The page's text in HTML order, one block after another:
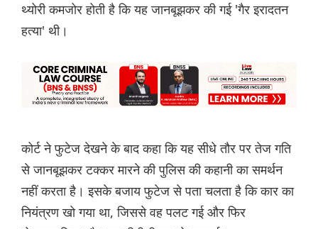
थ्योरी कमजोर होती है कि यह जानबूझकर की गई 'गैर इरादतन
हत्या' थी।
कोर्ट ने फुटेज देखने के बाद कहा कि यह सीधे तौर पर तेज गति
से जानबूझकर टक्कर मारने की पुलिस की कहानी का समर्थन
नहीं करता है। इसके बजाय फुटेज से पता चलता है कि कार का
नियंत्रण खो गया था, जिससे वह पलट गई और फिर